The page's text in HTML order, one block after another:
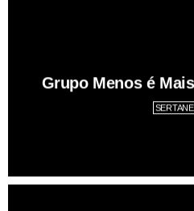
Grupo Menos é